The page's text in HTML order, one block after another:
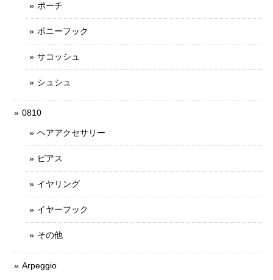
ポーチ
ポニーフック
サコッシュ
シュシュ
0810
ヘアアクセサリー
ピアス
イヤリング
イヤーフック
その他
Arpeggio